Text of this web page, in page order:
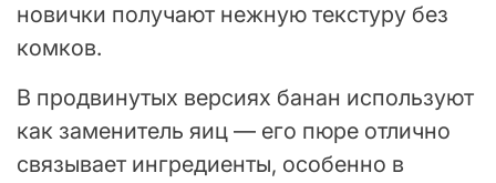
новички получают нежную текстуру без
комков.
В продвинутых версиях банан используют
как заменитель яиц — его пюре отлично
связывает ингредиенты, особенно в